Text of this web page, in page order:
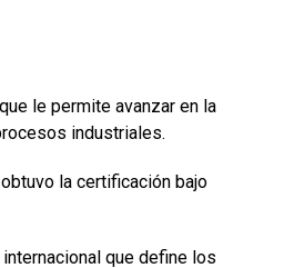
le permite avanzar en la
industriales.
la certificación bajo
que define los